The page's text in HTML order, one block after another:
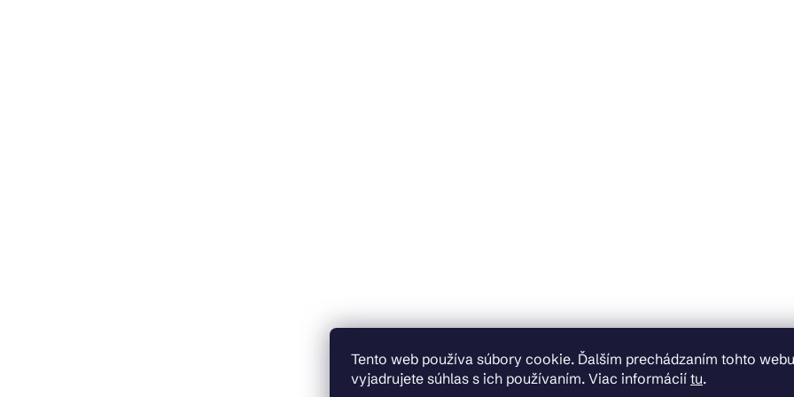
Tento web používa súbory cookie. Ďalším prechádzaním tohto webu
vyjadrujete súhlas s ich používaním. Viac informácií tu.